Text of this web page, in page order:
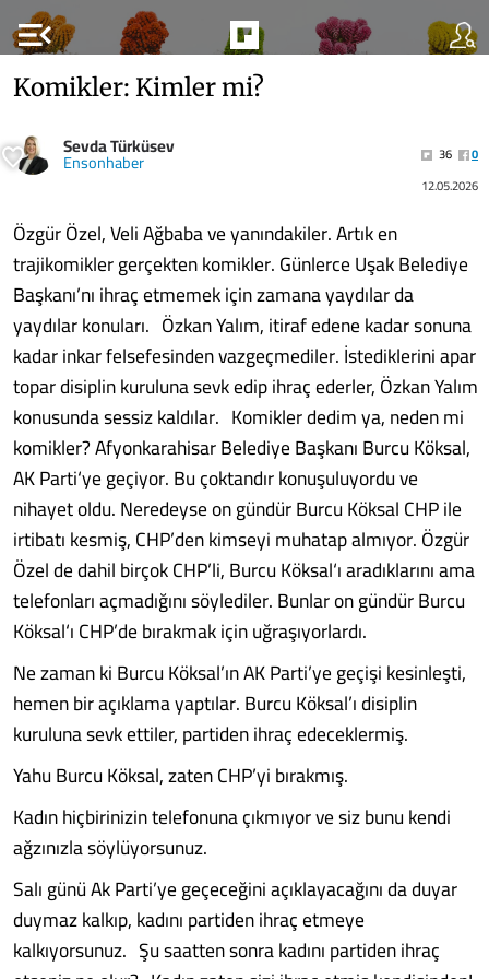
menu_open
Komikler: Kimler mi?
Sevda Türküsev
Ensonhaber 36
0
12.05.2026
Özgür Özel, Veli Ağbaba ve yanındakiler. Artık en
trajikomikler gerçekten komikler. Günlerce Uşak Belediye
Başkanı’nı ihraç etmemek için zamana yaydılar da
yaydılar konuları. Özkan Yalım, itiraf edene kadar sonuna
kadar inkar felsefesinden vazgeçmediler. İstediklerini apar
topar disiplin kuruluna sevk edip ihraç ederler, Özkan Yalım
konusunda sessiz kaldılar. Komikler dedim ya, neden mi
komikler? Afyonkarahisar Belediye Başkanı Burcu Köksal,
AK Parti‘ye geçiyor. Bu çoktandır konuşuluyordu ve
nihayet oldu. Neredeyse on gündür Burcu Köksal CHP ile
irtibatı kesmiş, CHP’den kimseyi muhatap almıyor. Özgür
Özel de dahil birçok CHP’li, Burcu Köksal‘ı aradıklarını ama
telefonları açmadığını söylediler. Bunlar on gündür Burcu
Köksal‘ı CHP’de bırakmak için uğraşıyorlardı.
Ne zaman ki Burcu Köksal’ın AK Parti’ye geçişi kesinleşti,
hemen bir açıklama yaptılar. Burcu Köksal’ı disiplin
kuruluna sevk ettiler, partiden ihraç edeceklermiş.
Yahu Burcu Köksal, zaten CHP’yi bırakmış.
Kadın hiçbirinizin telefonuna çıkmıyor ve siz bunu kendi
ağzınızla söylüyorsunuz.
Salı günü Ak Parti’ye geçeceğini açıklayacağını da duyar
duymaz kalkıp, kadını partiden ihraç etmeye
kalkıyorsunuz. Şu saatten sonra kadını partiden ihraç